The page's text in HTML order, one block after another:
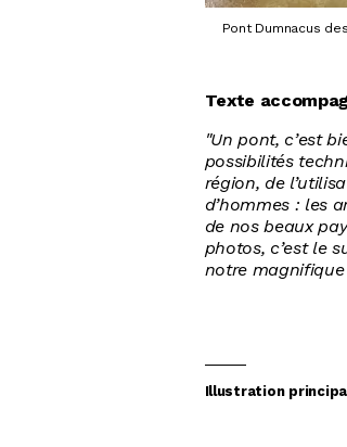
Pont Dumnacus
Texte
"Un pont, c’est
possibilités
région, de
d’hommes : les
de nos beaux
photos, c’est le
notre magnifique
Illustration